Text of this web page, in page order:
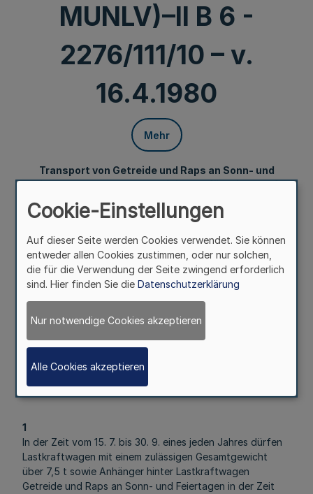
MUNLV)–II B 6 -
2276/111/10 – v.
16.4.1980
Mehr
Transport von Getreide und Raps an Sonn- und
Feiertagen Gem. RdErl. d. Ministers für Wirtschaft,
Mittelstand und Verkehr
(am 1.1.2003: MVEL)- IV/A 2 - 22 - 30 - 16/80 -
Forsten
(am 1.1.2003: MUNLV)–II B 6 - 2276/111/10 –
v. 16.4.1980
Beförderungsengpässe beim Transport von Getreide und
Raps an den Wochenenden und an Feiertagen. Um diesen
2 StVO folgende Ausnahme von der Vorschrift des § 30
Abs. 3 StVO erteilt:
1
In der Zeit vom 15. 7. bis 30. 9. eines jeden Jahres dürfen
Lastkraftwagen mit einem zulässigen Gesamtgewicht
über 7,5 t sowie Anhänger hinter Lastkraftwagen
Getreide und Raps an Sonn- und Feiertagen in der Zeit
Cookie-Einstellungen
Auf dieser Seite werden Cookies verwendet. Sie können
entweder allen Cookies zustimmen, oder nur solchen,
die für die Verwendung der Seite zwingend erforderlich
sind. Hier finden Sie die Datenschutzerklärung
Nur notwendige Cookies akzeptieren
Alle Cookies akzeptieren